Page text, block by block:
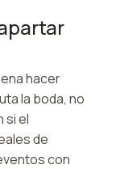
hacer
la boda, no
si el
de
con